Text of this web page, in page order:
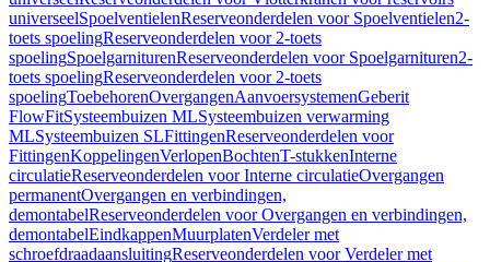
universeelSpoelventielenReserveonderdelen voor Spoelventielen2-
toets spoelingReserveonderdelen voor 2-toets
spoelingSpoelgarniturenReserveonderdelen voor Spoelgarnituren2-
toets spoelingReserveonderdelen voor 2-toets
spoelingToebehorenOvergangenAanvoersystemenGeberit
FlowFitSysteembuizen MLSysteembuizen verwarming
MLSysteembuizen SLFittingenReserveonderdelen voor
FittingenKoppelingenVerlopenBochtenT-stukkenInterne
circulatieReserveonderdelen voor Interne circulatieOvergangen
permanentOvergangen en verbindingen,
demontabelReserveonderdelen voor Overgangen en verbindingen,
demontabelEindkappenMuurplatenVerdeler met
schroefdraadaansluitingReserveonderdelen voor Verdeler met